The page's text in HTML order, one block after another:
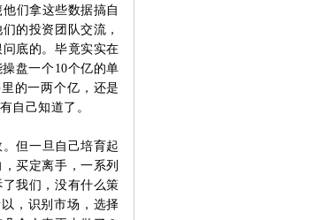
们拿这些数据搞自
的投资团队交流，
问底的。毕竟实实在
盘一个10个亿的单
的一两个亿，还是
自己知道了。
。但一旦自己培育起
买定离手，一系列
我们，没有什么策
以，识别市场，选择